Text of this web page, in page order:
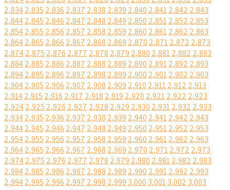
2,8342,835 2,836 2,837 2,838 2,839 2,840 2,8412,842 2,843
2,8442,845 2,846 2,847 2,848 2,849 2,850 2,8512,852 2,853
2,8542,855 2,856 2,857 2,858 2,859 2,860 2,8612,862 2,863
2,8642,865 2,866 2,867 2,868 2,869 2,870 2,8712,872 2,873
2,8742,875 2,876 2,877 2,878 2,879 2,880 2,8812,882 2,883
2,8842,885 2,886 2,887 2,888 2,889 2,890 2,8912,892 2,893
2,8942,895 2,896 2,897 2,898 2,899 2,900 2,9012,902 2,903
2,9042,905 2,906 2,907 2,908 2,909 2,910 2,9112,912 2,913
2,9142,915 2,916 2,917 2,918 2,919 2,920 2,9212,922 2,923
2,9242,925 2,926 2,927 2,928 2,929 2,930 2,9312,932 2,933
2,9342,935 2,936 2,937 2,938 2,939 2,940 2,9412,942 2,943
2,9442,945 2,946 2,947 2,948 2,949 2,950 2,9512,952 2,953
2,9542,955 2,956 2,957 2,958 2,959 2,960 2,9612,962 2,963
2,9642,965 2,966 2,967 2,968 2,969 2,970 2,9712,972 2,973
2,9742,975 2,976 2,977 2,978 2,979 2,980 2,9812,982 2,983
2,9842,985 2,986 2,987 2,988 2,989 2,990 2,9912,992 2,993
2,9942,995 2,996 2,997 2,998 2,999 3,000 3,0013,002 3,003